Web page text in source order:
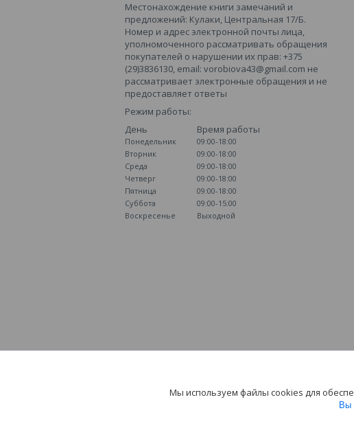
Местонахождение книги замечаний и
предложений: Кулаки, Центральная 17/Б.
Номер и адрес электронной почты лица,
уполномоченного рассматривать обращения
покупателей о нарушении их прав: +375
(29)3836130, email: vorobiova43@gmail.com не
рассматривает электронные обращения и не
предоставляет ответы
Режим работы:
День
Время работы
Понедельник
09:00-18:00
Вторник
09:00-18:00
Среда
09:00-18:00
Четверг
09:00-18:00
Пятница
09:00-18:00
Суббота
09:00-15:00
Воскресенье
Выходной
Мы используем файлы cookies для
Вы